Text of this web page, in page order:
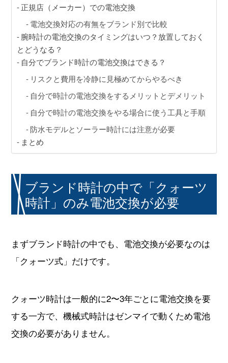
正規店（メーカー）での電池交換
電池交換対応の有無をブランド別で比較
腕時計の電池交換のタイミングはいつ？放置しておく
とどうなる？
自分でブランド時計の電池交換はできる？
リスクと費用を冷静に見極めてからやるべき
自分で時計の電池交換をするメリットとデメリット
自分で時計の電池交換をやる場合に使う工具と手順
防水モデルとソーラー時計には注意が必要
まとめ
ブランド時計の中で「クォーツ
時計」のみ電池交換が必要
まずブランド時計の中でも、電池交換が必要なのは
「クォーツ式」だけです。
クォーツ時計は一般的に2〜3年ごとに電池交換を要
する一方で、機械式時計はゼンマイで動くため電池
交換の必要がありません。